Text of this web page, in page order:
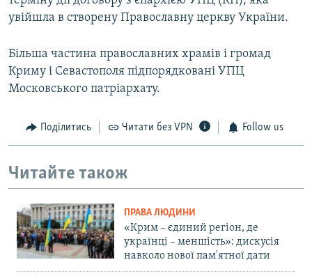
увійшла в створену Православну церкву України.
Більша частина православних храмів і громад
Криму і Севастополя підпорядковані УПЦ
Московського патріархату.
Поділитись Читати без VPN Follow us
Читайте також
ПРАВА ЛЮДИНИ
«Крим – єдиний регіон, де
українці – меншість»: дискусія
навколо нової пам'ятної дати